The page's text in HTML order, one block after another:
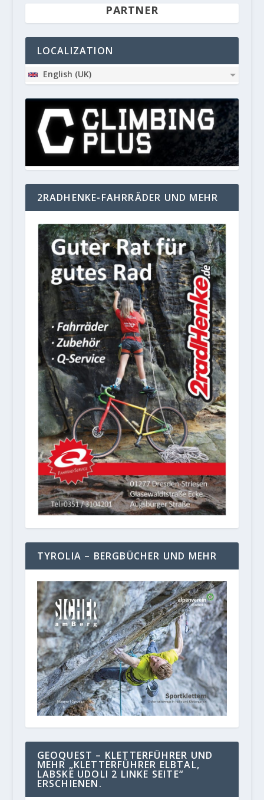
PARTNER
LOCALIZATION
English (UK)
2RADHENKE-FAHRRÄDER UND MEHR
TYROLIA – BERGBÜCHER UND MEHR
GEOQUEST – KLETTERFÜHRER UND
MEHR „KLETTERFÜHRER ELBTAL,
LABSKE UDOLI 2 LINKE SEITE“
ERSCHIENEN.